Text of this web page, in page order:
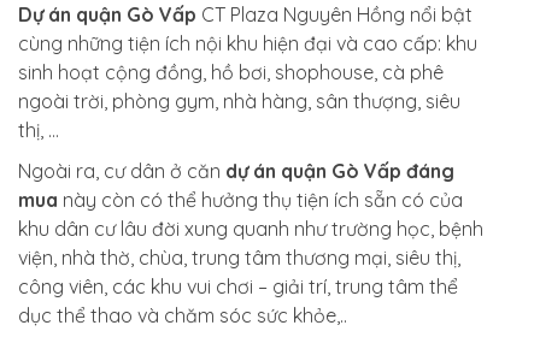
Dự án quận Gò Vấp CT Plaza Nguyên Hồng nổi bật
cùng những tiện ích nội khu hiện đại và cao cấp: khu
sinh hoạt cộng đồng, hồ bơi, shophouse, cà phê
ngoài trời, phòng gym, nhà hàng, sân thượng, siêu
thị, …
Ngoài ra, cư dân ở căn dự án quận Gò Vấp đáng
mua này còn có thể hưởng thụ tiện ích sẵn có của
khu dân cư lâu đời xung quanh như trường học, bệnh
viện, nhà thờ, chùa, trung tâm thương mại, siêu thị,
công viên, các khu vui chơi – giải trí, trung tâm thể
dục thể thao và chăm sóc sức khỏe,..